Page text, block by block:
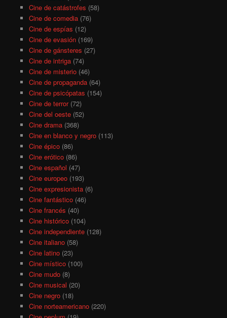
Cine de catástrofes (58)
Cine de comedia(76)
Cine de espías (12)
Cine de evasión(169)
Cine de gánsteres (27)
Cine de intriga(74)
Cine de misterio(46)
Cine de propaganda(64)
Cine de psicópatas (154)
Cine de terror(72)
Cine del oeste(52)
Cine drama(368)
Cine en blanco y negro(113)
Cine épico(86)
Cine erótico(86)
Cine español (47)
Cine europeo(193)
Cine expresionista(6)
Cine fantástico(46)
Cine francés (40)
Cine histórico(104)
Cine independiente(128)
Cine italiano(58)
Cine latino(23)
Cine místico(100)
Cine mudo(8)
Cine musical (20)
Cine negro(18)
Cine norteamericano(220)